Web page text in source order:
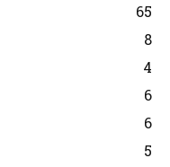
65
8
4
6
6
5